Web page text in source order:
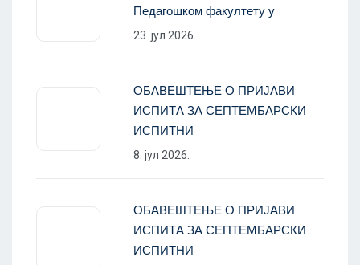
Педагошком факултету у
23. јул 2026.
ОБАВЕШТЕЊЕ О ПРИЈАВИ
ИСПИТА ЗА СЕПТЕМБАРСКИ
ИСПИТНИ
8. јул 2026.
ОБАВЕШТЕЊЕ О ПРИЈАВИ
ИСПИТА ЗА СЕПТЕМБАРСКИ
ИСПИТНИ